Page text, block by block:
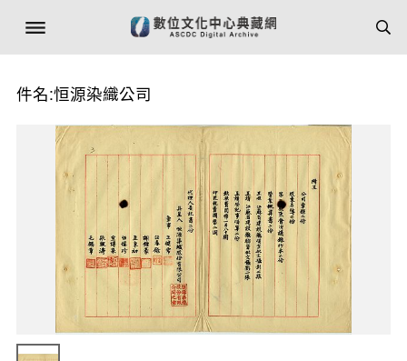
件名:恒源染織公司